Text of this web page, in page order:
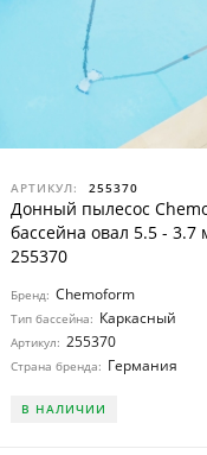
АРТИКУЛ: 255370
Донный пылесос
бассейна овал 5.5 - 3.7
255370
Бренд: Chemoform
Тип бассейна: Каркасный
Артикул: 255370
Страна бренда: Германия
В НАЛИЧИИ